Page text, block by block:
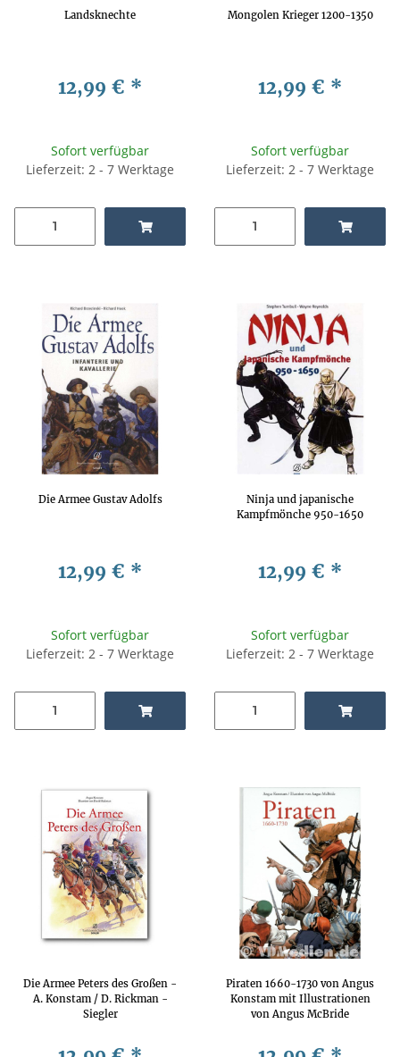
Landsknechte
12,99 € *
Sofort verfügbar
Lieferzeit: 2 - 7 Werktage
Mongolen Krieger 1200-1350
12,99 € *
Sofort verfügbar
Lieferzeit: 2 - 7 Werktage
Die Armee Gustav Adolfs
12,99 € *
Sofort verfügbar
Lieferzeit: 2 - 7 Werktage
Ninja und japanische
Kampfmönche 950-1650
12,99 € *
Sofort verfügbar
Lieferzeit: 2 - 7 Werktage
Die Armee Peters des Großen -
A. Konstam / D. Rickman -
Siegler
Piraten 1660-1730 von Angus
Konstam mit Illustrationen
von Angus McBride